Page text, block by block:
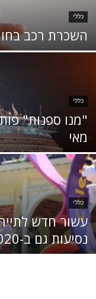
כללי
השכרת רכב
כללי
"מנו ספנות"
מאי
כללי
עשור חדש
נסיעות גם ב-2020?